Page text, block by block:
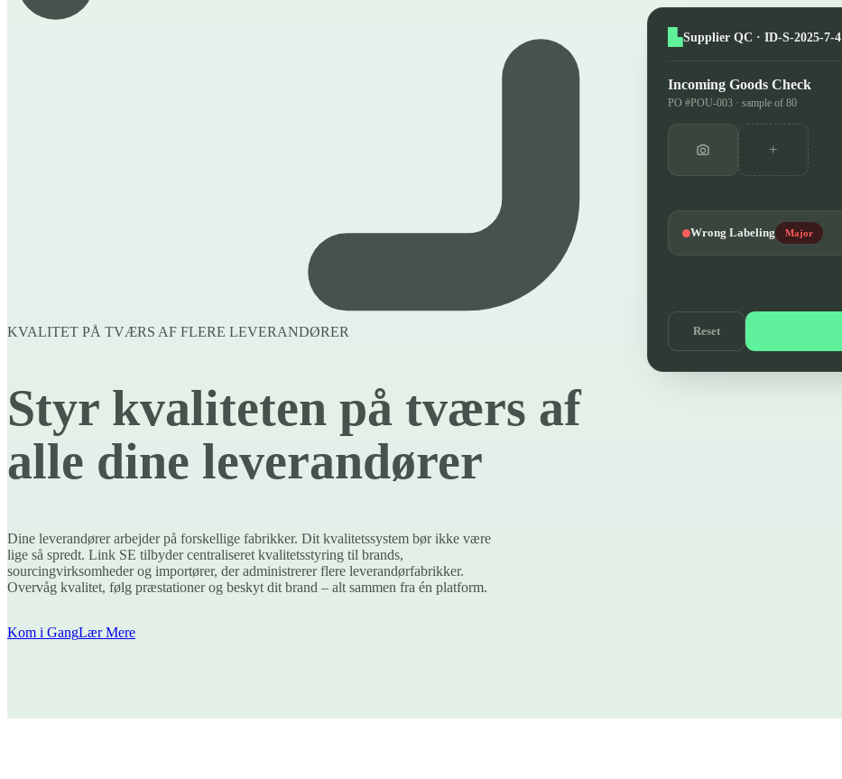
KVALITET PÅ TVÆRS AF FLERE LEVERANDØRER
Styr kvaliteten på tværs af
alle dine leverandører
Dine leverandører arbejder på forskellige fabrikker. Dit kvalitetssystem bør ikke være
lige så spredt. Link SE tilbyder centraliseret kvalitetsstyring til brands,
sourcingvirksomheder og importører, der administrerer flere leverandørfabrikker.
Overvåg kvalitet, følg præstationer og beskyt dit brand – alt sammen fra én platform.
Kom i GangLær Mere
Supplier QC · ID-S-2025-7-4
Incoming Goods Check
PO #POU-003 · sample of 80
+
Wrong Labeling Major
Reset